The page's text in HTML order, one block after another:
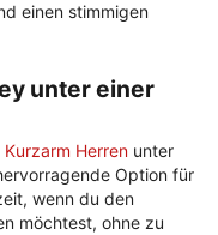
einen stimmigen
unter einer
Kurzarm Herren unter
Option für
wenn du den
möchtest, ohne zu